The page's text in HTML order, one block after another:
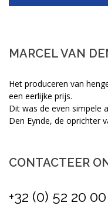
MARCEL VAN
Het produceren van
een eerlijke prijs.
Dit was de even simpele
Den Eynde, de oprichter
CONTACTEER
+32 (0) 52 20